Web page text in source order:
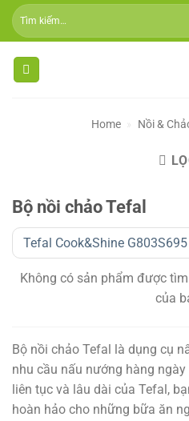
Skip
Tìm
kiếm:
Home » Nồi &
Bộ nồi chảo Tefal
Tefal Cook&Shine G803S695
Không có sản phẩm được
của
Bộ nồi chảo Tefal là dụng cụ
nhu cầu nấu nướng hàng
liên tục và lâu dài của Tefal,
hoàn hảo cho những bữa ăn